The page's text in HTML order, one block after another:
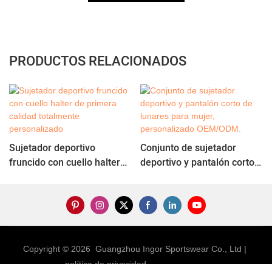
PRODUCTOS RELACIONADOS
Sujetador deportivo
fruncido con cuello halter
Conjunto de sujetador
deportivo y pantalón corto
Copyright © 2026 Guangzhou Ingor Sportswear Co., Ltd |